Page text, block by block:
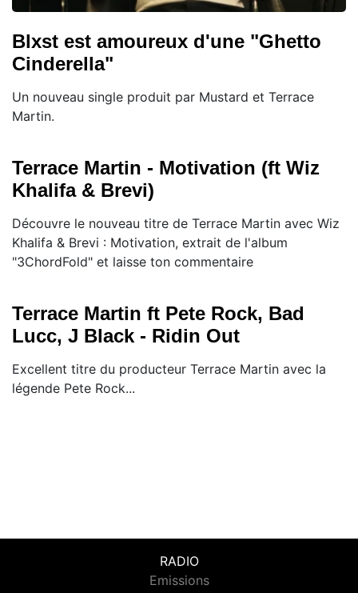
Blxst est amoureux d'une "Ghetto
Cinderella"
Un nouveau single produit par Mustard et Terrace
Martin.
Terrace Martin - Motivation (ft Wiz
Khalifa & Brevi)
Découvre le nouveau titre de Terrace Martin avec Wiz
Khalifa & Brevi : Motivation, extrait de l'album
"3ChordFold" et laisse ton commentaire
Terrace Martin ft Pete Rock, Bad
Lucc, J Black - Ridin Out
Excellent titre du producteur Terrace Martin avec la
légende Pete Rock...
RADIO
Emissions